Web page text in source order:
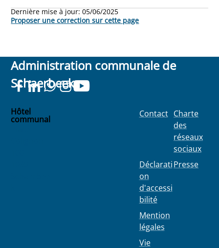
Dernière mise à jour:05/06/2025
Proposer une correction sur cette page
Administration communale de
Schaerbeek
Hôtel
communal
Contact
Déclarati
on
d'accessi
bilité
Mention
légales
Vie
Charte
des
réseaux
sociaux
Presse